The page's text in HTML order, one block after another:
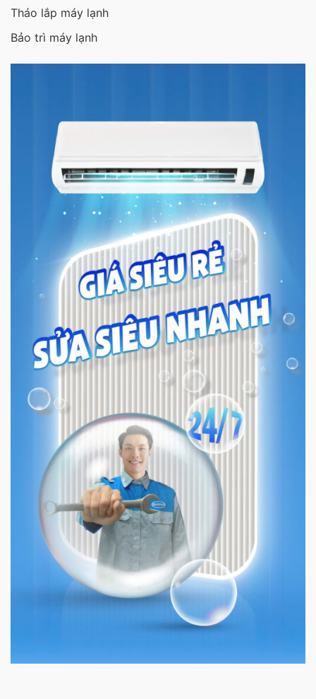
Tháo lắp máy lạnh
Bảo trì máy lạnh